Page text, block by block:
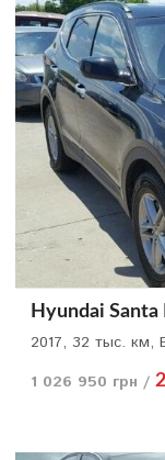
Hyundai Santa
2017, 32 тыс. км,
1 026 950 грн /